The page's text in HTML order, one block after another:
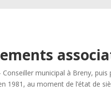
Conseiller municipal à Breny,
1981, au moment de l’état de